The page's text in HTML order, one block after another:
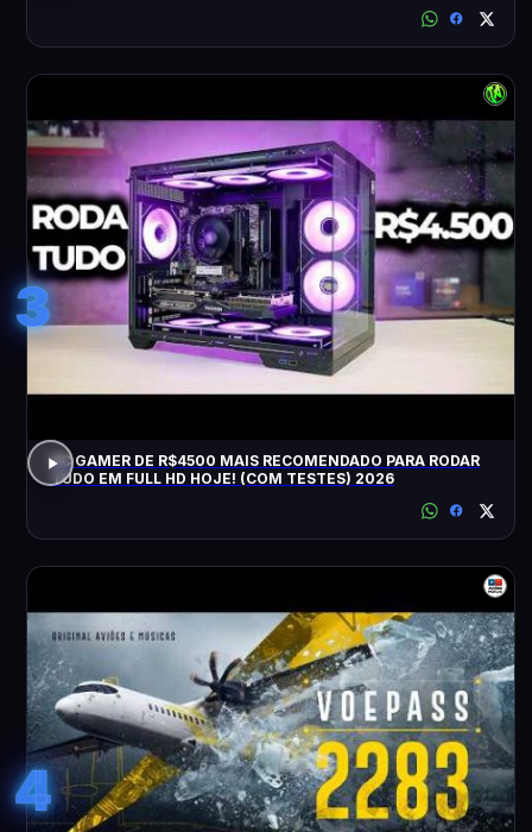
3
PC GAMER DE R$4500 MAIS RECOMENDADO PARA RODAR
TUDO EM FULL HD HOJE! (COM TESTES) 2026
4